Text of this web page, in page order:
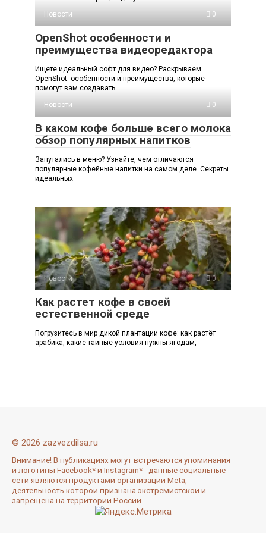
Новости
0
OpenShot особенности и
преимущества видеоредактора
Ищете идеальный софт для видео? Раскрываем
OpenShot: особенности и преимущества, которые
помогут вам создавать
Новости
0
В каком кофе больше всего молока
обзор популярных напитков
Запутались в меню? Узнайте, чем отличаются
популярные кофейные напитки на самом деле. Секреты
идеальных
Новости 0
Как растет кофе в своей
естественной среде
Погрузитесь в мир дикой плантации кофе: как растёт
арабика, какие тайные условия нужны ягодам,
© 2026 zazvezdilsa.ru
Внимание! В публикациях могут встречаются упоминания
и логотипы Facebook* и Instagram* - данные социальные
сети являются продуктами организации Meta,
деятельность которой признана экстремистской и
запрещена на территории России